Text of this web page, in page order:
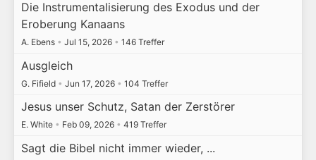
Die Instrumentalisierung des Exodus und der
Eroberung Kanaans
A. Ebens • Jul 15, 2026 • 146 Treffer
Ausgleich
G. Fifield • Jun 17, 2026 • 104 Treffer
Jesus unser Schutz, Satan der Zerstörer
E. White • Feb 09, 2026 • 419 Treffer
Sagt die Bibel nicht immer wieder, ...